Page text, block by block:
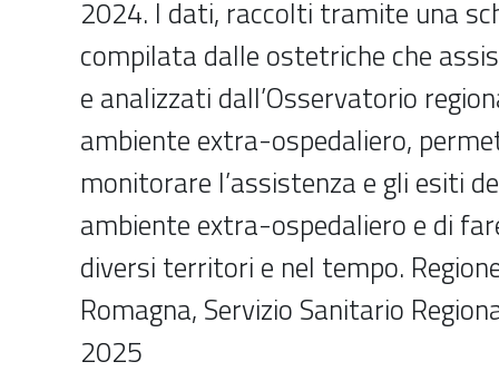
2024. I dati, raccolti tramite una
compilata dalle ostetriche che
e analizzati dall’Osservatorio
ambiente extra-ospedaliero,
monitorare l’assistenza e gli esiti
ambiente extra-ospedaliero e di
diversi territori e nel tempo.
Romagna, Servizio Sanitario
2025